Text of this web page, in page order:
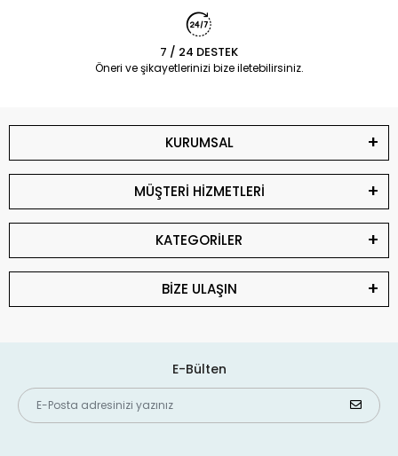
7 / 24 DESTEK
Öneri ve şikayetlerinizi bize iletebilirsiniz.
KURUMSAL
MÜŞTERİ HİZMETLERİ
KATEGORİLER
BİZE ULAŞIN
E-Bülten